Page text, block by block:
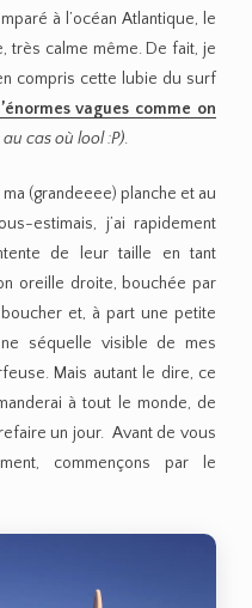
à l’océan Atlantique, le
très calme même. De fait, je
compris cette lubie du surf
vagues comme on
cas où lool :P).
(grandeeee) planche et au
estimais, j’ai rapidement
de leur taille en tant
oreille droite, bouchée par
et, à part une petite
séquelle visible de mes
Mais autant le dire, ce
à tout le monde, de
un jour. Avant de vous
commençons par le